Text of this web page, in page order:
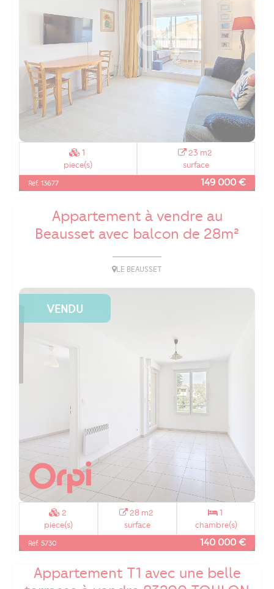
1
piece(s)
23 m2
surface
Réf. 13677 149 000 €
Appartement à vendre au
Beausset avec balcon de 28m²
LE BEAUSSET
VENDU
2
piece(s)
28 m2
surface
1
chambre(s)
Réf. 5730 140 000 €
Investissement locatif !
Appartement T1 avec une belle